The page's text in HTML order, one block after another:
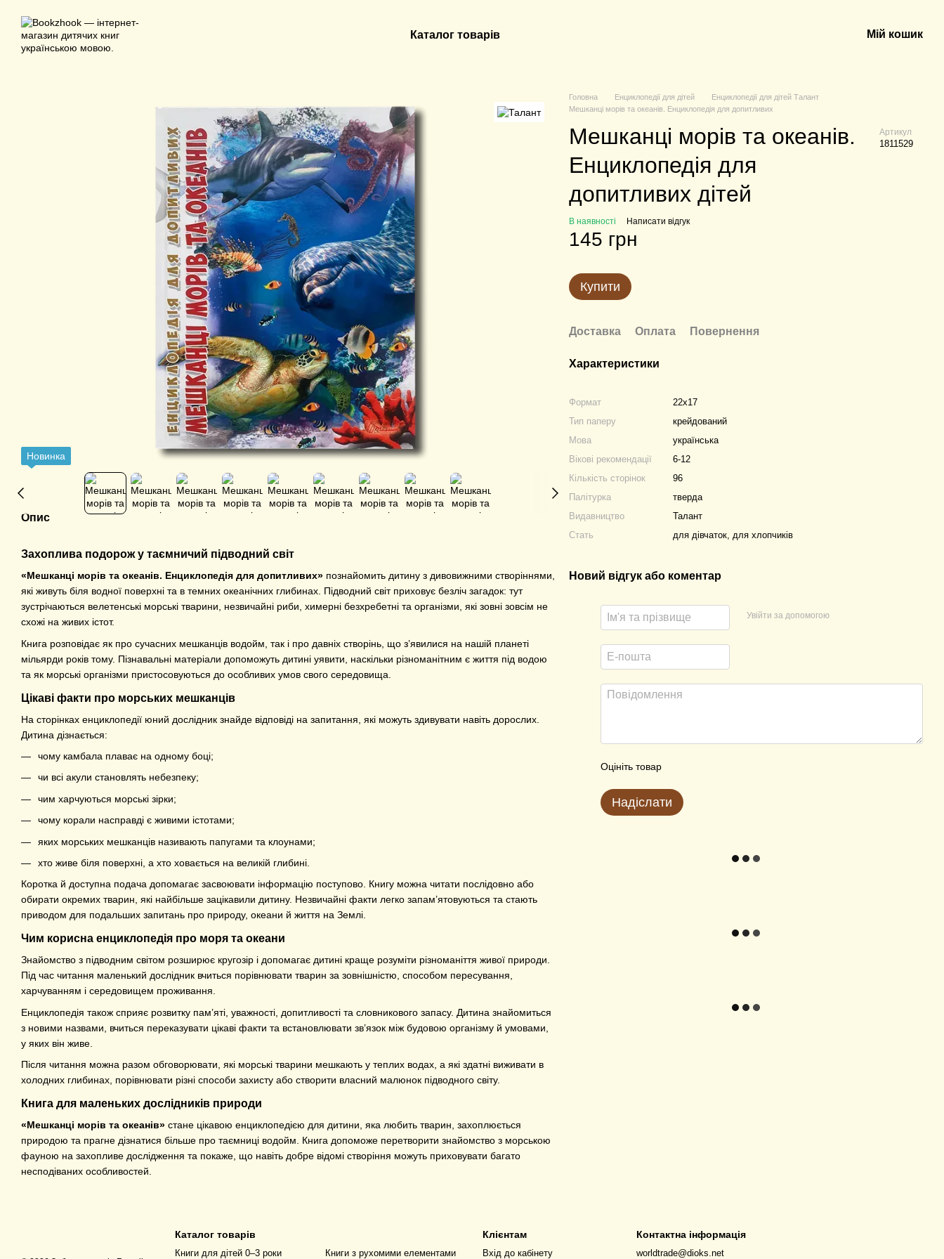
Каталог товарів Мій кошик
Новинка
Опис
Захоплива подорож у таємничий підводний світ
«Мешканці морів та океанів. Енциклопедія для допитливих» познайомить дитину з дивовижними створіннями,
які живуть біля водної поверхні та в темних океанічних глибинах. Підводний світ приховує безліч загадок: тут
зустрічаються велетенські морські тварини, незвичайні риби, химерні безхребетні та організми, які зовні зовсім не
схожі на живих істот.
Книга розповідає як про сучасних мешканців водойм, так і про давніх створінь, що з’явилися на нашій планеті
мільярди років тому. Пізнавальні матеріали допоможуть дитині уявити, наскільки різноманітним є життя під водою
та як морські організми пристосовуються до особливих умов свого середовища.
Цікаві факти про морських мешканців
На сторінках енциклопедії юний дослідник знайде відповіді на запитання, які можуть здивувати навіть дорослих.
Дитина дізнається:
чому камбала плаває на одному боці;
чи всі акули становлять небезпеку;
чим харчуються морські зірки;
чому корали насправді є живими істотами;
яких морських мешканців називають папугами та клоунами;
хто живе біля поверхні, а хто ховається на великій глибині.
Коротка й доступна подача допомагає засвоювати інформацію поступово. Книгу можна читати послідовно або
обирати окремих тварин, які найбільше зацікавили дитину. Незвичайні факти легко запам’ятовуються та стають
приводом для подальших запитань про природу, океани й життя на Землі.
Чим корисна енциклопедія про моря та океани
Знайомство з підводним світом розширює кругозір і допомагає дитині краще розуміти різноманіття живої природи.
Під час читання маленький дослідник вчиться порівнювати тварин за зовнішністю, способом пересування,
харчуванням і середовищем проживання.
Енциклопедія також сприяє розвитку пам’яті, уважності, допитливості та словникового запасу. Дитина знайомиться
з новими назвами, вчиться переказувати цікаві факти та встановлювати зв’язок між будовою організму й умовами,
у яких він живе.
Після читання можна разом обговорювати, які морські тварини мешкають у теплих водах, а які здатні виживати в
холодних глибинах, порівнювати різні способи захисту або створити власний малюнок підводного світу.
Книга для маленьких дослідників природи
«Мешканці морів та океанів» стане цікавою енциклопедією для дитини, яка любить тварин, захоплюється
природою та прагне дізнатися більше про таємниці водойм. Книга допоможе перетворити знайомство з морською
фауною на захопливе дослідження та покаже, що навіть добре відомі створіння можуть приховувати багато
несподіваних особливостей.
Головна Енциклопедії для дітей
Енциклопедії для дітей Талант
Мешканці морів та океанів. Енциклопедія для допитливих
Мешканці морів та океанів.
Енциклопедія для
допитливих дітей
Артикул
1811529
В наявності Написати відгук
145 грн
Купити
Доставка Оплата Повернення
Характеристики
Формат
22х17
Тип паперу
крейдований
Мова
українська
Вікові рекомендації
6-12
Кількість сторінок
96
Палітурка
тверда
Видавництво
Талант
Стать
для дівчаток, для хлопчиків
Новий відгук або коментар
Увійти за допомогою
Оцініть товар
Надіслати
Каталог товарів
Книги для дітей 0–3 роки Книги з рухомими елементами
Клієнтам
Вхід до кабінету
Контактна інформація
worldtrade@dioks.net